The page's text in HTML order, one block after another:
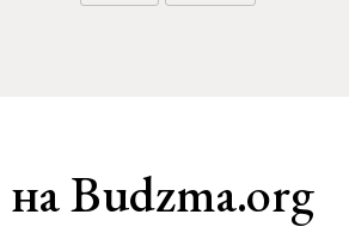
на Budzma.org